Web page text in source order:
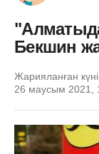
Бекшин
Жарияланған
26 маусым 2021,